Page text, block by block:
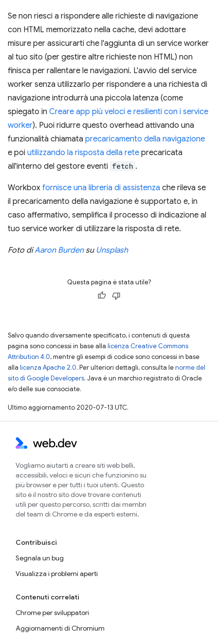
Se non riesci a rispondere alle richieste di navigazione
con HTML memorizzato nella cache, devi adottare
misure per assicurarti che l'aggiunta di un service worker
al tuo sito (per gestire altre richieste non HTML) non
finisca per rallentare le navigazioni. L'avvio del service
worker senza utilizzarlo per rispondere a una richiesta di
navigazione introdurrà una piccola latenza (come
spiegato in Creare app più veloci e resilienti con i service
worker). Puoi ridurre questo overhead attivando una
funzionalità chiamata precaricamento della navigazione
e poi utilizzando la risposta della rete precaricata
all'interno del gestore eventi fetch .
Workbox fornisce una libreria di assistenza che rileva se
il precaricamento della navigazione è supportato e, in
caso affermativo, semplifica il processo di indicazione al
tuo service worker di utilizzare la risposta di rete.
Foto diAaron Burdensu Unsplash
Questa pagina è stata utile?
Salvo quando diversamente specificato, i contenuti di questa
pagina sono concessi in base alla licenza Creative Commons
Attribution 4.0, mentre gli esempi di codice sono concessi in base
alla licenza Apache 2.0. Per ulteriori dettagli, consulta lenorme del
sito di Google Developers. Java è un marchio registrato di Oracle
e/o delle sue consociate.
Ultimo aggiornamento 2020-07-13 UTC.
Vogliamo aiutarti a creare siti web belli,
accessibili, veloci e sicuri che funzionino su
più browser e per tutti i tuoi utenti. Questo
sito è il nostro sito dove trovare contenuti
utili per questo percorso, scritti dai membri
del team di Chrome e da esperti esterni.
Contribuisci
Segnala un bug
Visualizza i problemi aperti
Contenuti correlati
Chrome per sviluppatori
Aggiornamenti di Chromium